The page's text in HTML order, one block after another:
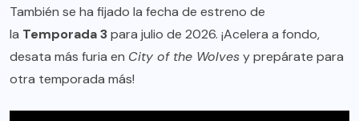
También se ha fijado la fecha de estreno de
la Temporada 3para julio de 2026. ¡Acelera a fondo,
desata más furia en City of the Wolvesy prepárate para
otra temporada más!